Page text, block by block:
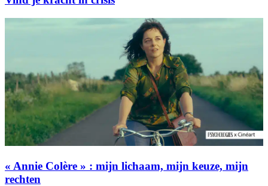
« Annie Colère » : mijn lichaam, mijn keuze, mijn
rechten